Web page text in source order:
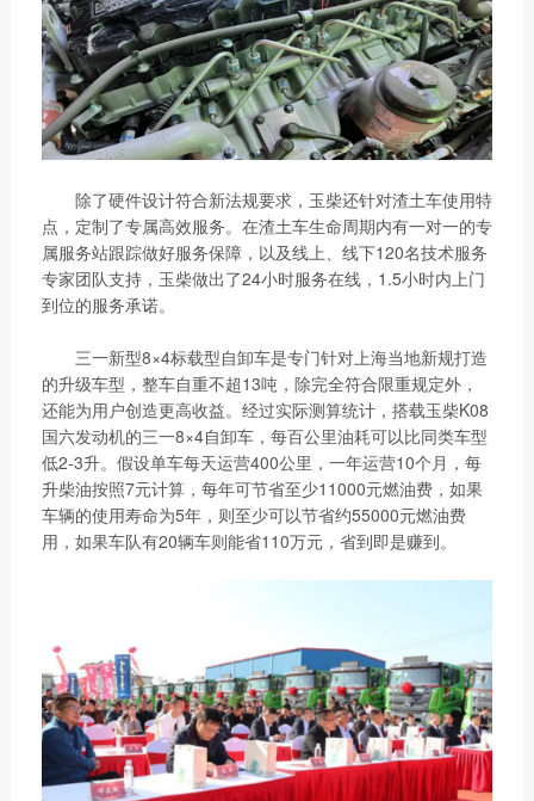
除了硬件设计符合新法规要求，玉柴还针对渣土车使用特
点，定制了专属高效服务。在渣土车生命周期内有一对一的专
属服务站跟踪做好服务保障，以及线上、线下120名技术服务
专家团队支持，玉柴做出了24小时服务在线，1.5小时内上门
到位的服务承诺。
三一新型8×4标载型自卸车是专门针对上海当地新规打造
的升级车型，整车自重不超13吨，除完全符合限重规定外，
还能为用户创造更高收益。经过实际测算统计，搭载玉柴K08
国六发动机的三一8×4自卸车，每百公里油耗可以比同类车型
低2-3升。假设单车每天运营400公里，一年运营10个月，每
升柴油按照7元计算，每年可节省至少11000元燃油费，如果
车辆的使用寿命为5年，则至少可以节省约55000元燃油费
用，如果车队有20辆车则能省110万元，省到即是赚到。